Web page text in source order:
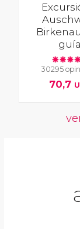
guía
30295
70,7